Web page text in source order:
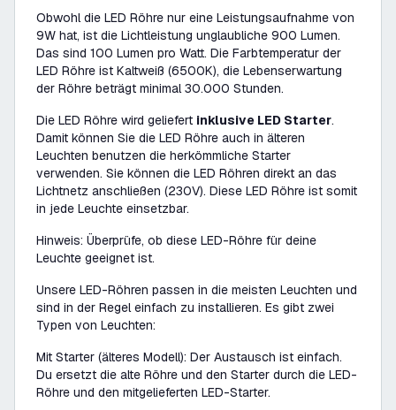
Obwohl die LED Röhre nur eine Leistungsaufnahme von
9W hat, ist die Lichtleistung unglaubliche 900 Lumen.
Das sind 100 Lumen pro Watt. Die Farbtemperatur der
LED Röhre ist Kaltweiß (6500K), die Lebenserwartung
der Röhre beträgt minimal 30.000 Stunden.
Die LED Röhre wird geliefert inklusive LED Starter.
Damit können Sie die LED Röhre auch in älteren
Leuchten benutzen die herkömmliche Starter
verwenden. Sie können die LED Röhren direkt an das
Lichtnetz anschließen (230V). Diese LED Röhre ist somit
in jede Leuchte einsetzbar.
Hinweis: Überprüfe, ob diese LED-Röhre für deine
Leuchte geeignet ist.
Unsere LED-Röhren passen in die meisten Leuchten und
sind in der Regel einfach zu installieren. Es gibt zwei
Typen von Leuchten:
Mit Starter (älteres Modell): Der Austausch ist einfach.
Du ersetzt die alte Röhre und den Starter durch die LED-
Röhre und den mitgelieferten LED-Starter.